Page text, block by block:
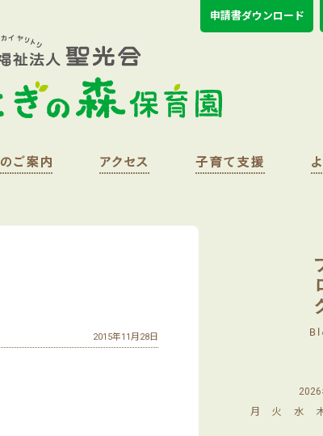
申請書ダウンロード
2015年11月28日
2026
月
火 水